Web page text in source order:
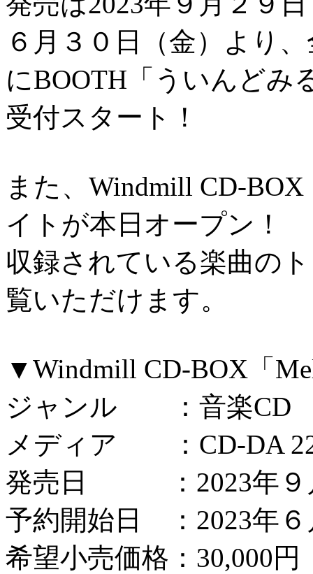
６月３０日（金）より
にBOOTH「ういんどみ
受付スタート！
また、Windmill CD-BOX
イトが本日オープン！
収録されている楽曲の
覧いただけます。
▼Windmill CD-BOX「
ジャンル ：音楽CD
メディア ：CD-DA
発売日 ：2023年９
予約開始日 ：2023年６
希望小売価格：30,000円